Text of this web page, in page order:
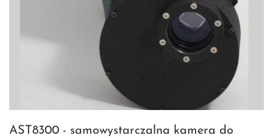
AST8300 - samowystarczalna kamera do